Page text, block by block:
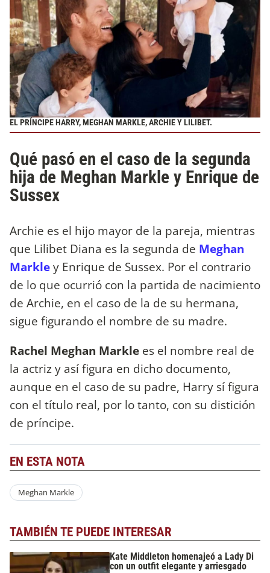
EL PRÍNCIPE HARRY, MEGHAN MARKLE, ARCHIE Y LILIBET.
Qué pasó en el caso de la segunda
hija de Meghan Markle y Enrique de
Sussex
Archie es el hijo mayor de la pareja, mientras
que Lilibet Diana es la segunda de Meghan
Markley Enrique de Sussex. Por el contrario
de lo que ocurrió con la partida de nacimiento
de Archie, en el caso de la de su hermana,
sigue figurando el nombre de su madre.
Rachel Meghan Markle es el nombre real de
la actriz y así figura en dicho documento,
aunque en el caso de su padre, Harry sí figura
con el título real, por lo tanto, con su distición
de príncipe.
EN ESTA NOTA
Meghan Markle
TAMBIÉN TE PUEDE INTERESAR
Kate Middleton homenajeó a Lady Di
con un outfit elegante y arriesgado